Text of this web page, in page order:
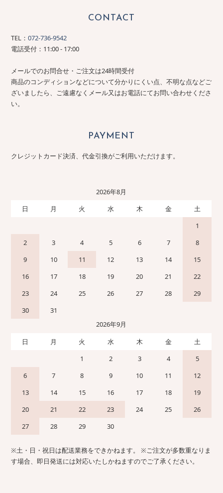
CONTACT
TEL：072-736-9542
電話受付：11:00 - 17:00
メールでのお問合せ・ご注文は24時間受付
商品のコンディションなどについて分かりにくい点、不明な点などご
ざいましたら、ご遠慮なくメール又はお電話にてお問い合わせくださ
い。
PAYMENT
クレジットカード決済、代金引換がご利用いただけます。
2026年8月
日
月 火 水 木 金
土
1
2
3 4 5 6 7
8
9
10 11 12 13 14
15
16
17 18 19 20 21
22
23
24 25 26 27 28
29
30
31
2026年9月
日
月 火 水 木 金
土
1
2 3 4
5
6
7 8 9 10 11
12
13
14 15 16 17 18
19
20
21 22 23 24 25
26
27
28 29 30
※土・日・祝日は配送業務をできかねます。 ※ご注文が多数重なりま
す場合、即日発送には対応いたしかねますのでご了承ください。